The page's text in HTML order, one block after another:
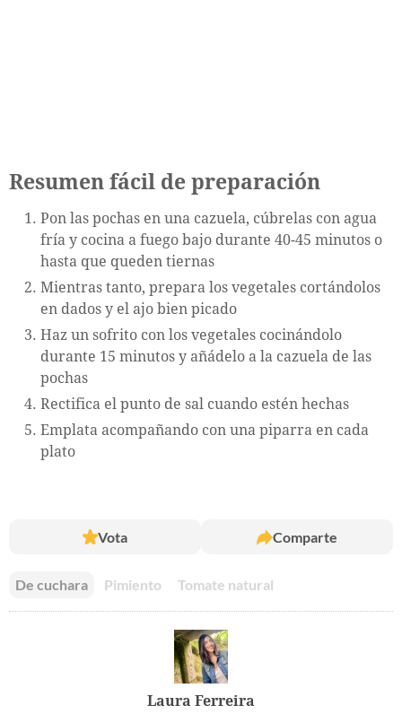
Resumen fácil de preparación
Pon las pochas en una cazuela, cúbrelas con agua
fría y cocina a fuego bajo durante 40-45 minutos o
hasta que queden tiernas
Mientras tanto, prepara los vegetales cortándolos
en dados y el ajo bien picado
Haz un sofrito con los vegetales cocinándolo
durante 15 minutos y añádelo a la cazuela de las
pochas
Rectifica el punto de sal cuando estén hechas
Emplata acompañando con una piparra en cada
plato
Vota Comparte
De cuchara Pimiento Tomate natural
Laura Ferreira